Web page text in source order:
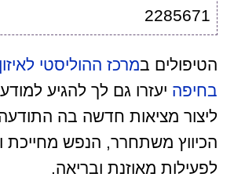
2285671
הטיפולים במרכז ההוליסטי
בחיפה יעזרו גם לך להגיע
ליצור מציאות חדשה בה
הכיווץ משתחרר, הנפש מחייכת
לפעילות מאוזנת ובריאה.